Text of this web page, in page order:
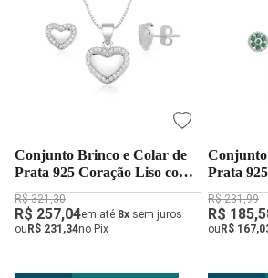
Conjunto Brinco e Colar de
Prata 925 Coração Liso com
Zircônias
R$ 321,30
R$ 257,04em até 8x sem juros
ou R$ 231,34no Pix
Prata
R$ 231,99
R$
ou R$